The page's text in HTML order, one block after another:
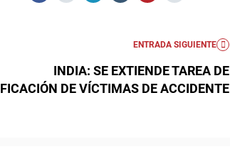
ENTRADA SIGUIENTE
INDIA: SE EXTIENDE TAREA DE
DE VÍCTIMAS DE ACCIDENTE